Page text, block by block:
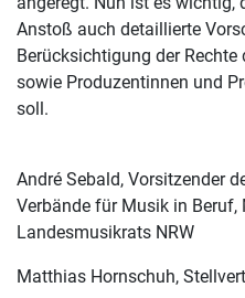
Anstoß auch detaillierte
Berücksichtigung der Rechte
sowie Produzentinnen und
soll.
André Sebald, Vorsitzender
Verbände für Musik in
Landesmusikrats NRW
Matthias Hornschuh,